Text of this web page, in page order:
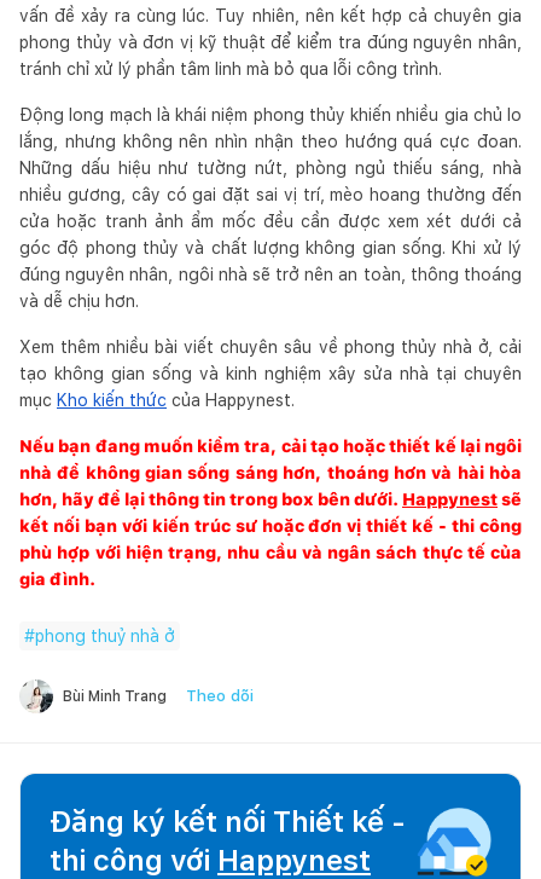
vấn đề xảy ra cùng lúc. Tuy nhiên, nên kết hợp cả chuyên gia
phong thủy và đơn vị kỹ thuật để kiểm tra đúng nguyên nhân,
tránh chỉ xử lý phần tâm linh mà bỏ qua lỗi công trình.
Động long mạch là khái niệm phong thủy khiến nhiều gia chủ lo
lắng, nhưng không nên nhìn nhận theo hướng quá cực đoan.
Những dấu hiệu như tường nứt, phòng ngủ thiếu sáng, nhà
nhiều gương, cây có gai đặt sai vị trí, mèo hoang thường đến
cửa hoặc tranh ảnh ẩm mốc đều cần được xem xét dưới cả
góc độ phong thủy và chất lượng không gian sống. Khi xử lý
đúng nguyên nhân, ngôi nhà sẽ trở nên an toàn, thông thoáng
và dễ chịu hơn.
Xem thêm nhiều bài viết chuyên sâu về phong thủy nhà ở, cải
tạo không gian sống và kinh nghiệm xây sửa nhà tại chuyên
mục Kho kiến thức của Happynest.
Nếu bạn đang muốn kiểm tra, cải tạo hoặc thiết kế lại ngôi
nhà để không gian sống sáng hơn, thoáng hơn và hài hòa
hơn, hãy để lại thông tin trong box bên dưới. Happynestsẽ
kết nối bạn với kiến trúc sư hoặc đơn vị thiết kế - thi công
phù hợp với hiện trạng, nhu cầu và ngân sách thực tế của
gia đình.
#phong thuỷ nhà ở
Bùi Minh Trang Theo dõi
Đăng ký kết nối Thiết kế -
thi công với Happynest